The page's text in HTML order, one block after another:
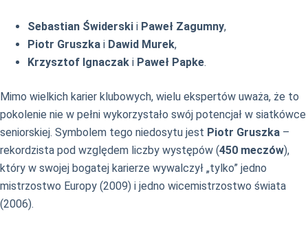
Sebastian Świderski i Paweł Zagumny,
Piotr Gruszka i Dawid Murek,
Krzysztof Ignaczak i Paweł Papke.
Mimo wielkich karier klubowych, wielu ekspertów uważa, że to
pokolenie nie w pełni wykorzystało swój potencjał w siatkówce
seniorskiej. Symbolem tego niedosytu jest Piotr Gruszka –
rekordzista pod względem liczby występów (450 meczów),
który w swojej bogatej karierze wywalczył „tylko” jedno
mistrzostwo Europy (2009) i jedno wicemistrzostwo świata
(2006).